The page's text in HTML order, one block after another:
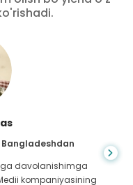
davolanishimga
kompaniyasining